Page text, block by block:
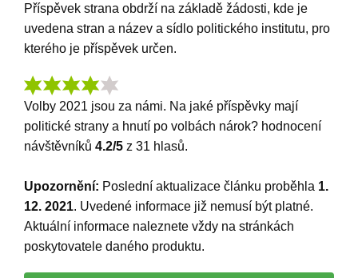
Příspěvek strana obdrží na základě žádosti, kde je
uvedena stran a název a sídlo politického institutu, pro
kterého je příspěvek určen.
Volby 2021 jsou za námi. Na jaké příspěvky mají
politické strany a hnutí po volbách nárok? hodnocení
návštěvníků 4.2/5 z 31 hlasů.
Upozornění: Poslední aktualizace článku proběhla 1.
12. 2021. Uvedené informace již nemusí být platné.
Aktuální informace naleznete vždy na stránkách
poskytovatele daného produktu.